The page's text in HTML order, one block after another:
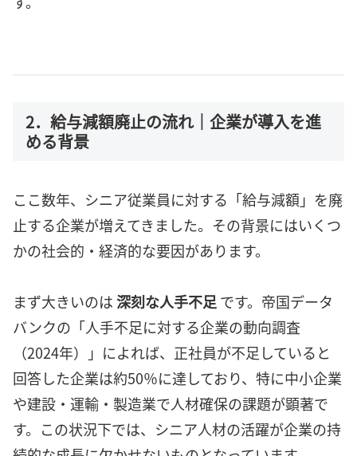
2．給与減額廃止の流れ｜企業が導入を進
める背景
ここ数年、シニア従業員に対する「給与減額」を廃
止する企業が増えてきました。その背景にはいくつ
かの社会的・経済的な要因があります。
まず大きいのは 深刻な人手不足です。帝国データ
バンクの「人手不足に対する企業の動向調査
（2024年）」によれば、正社員が不足していると
回答した企業は約50％に達しており、特に中小企業
や建設・運輸・製造業で人材確保の課題が顕著で
す。この状況下では、シニア人材の活躍が企業の持